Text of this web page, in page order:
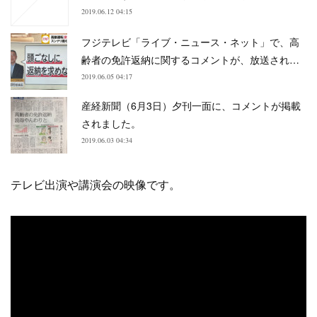
2019.06.12 04:15
フジテレビ「ライブ・ニュース・ネット」で、高
齢者の免許返納に関するコメントが、放送され…
2019.06.05 04:17
産経新聞（6月3日）夕刊一面に、コメントが掲載
されました。
2019.06.03 04:34
テレビ出演や講演会の映像です。